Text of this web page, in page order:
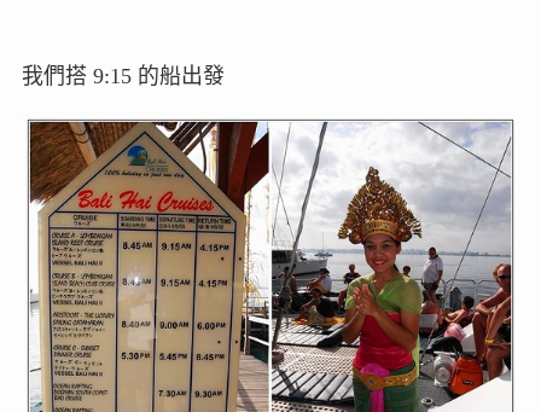
我們搭 9:15 的船出發